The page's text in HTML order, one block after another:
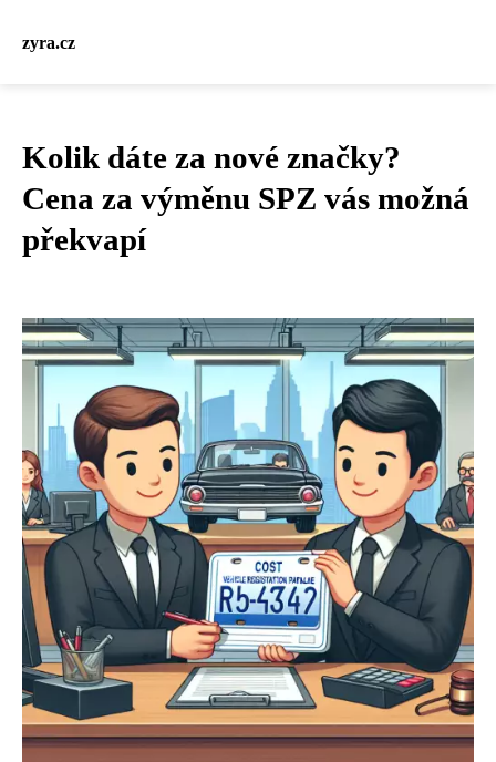
zyra.cz
Kolik dáte za nové značky?
Cena za výměnu SPZ vás možná
překvapí